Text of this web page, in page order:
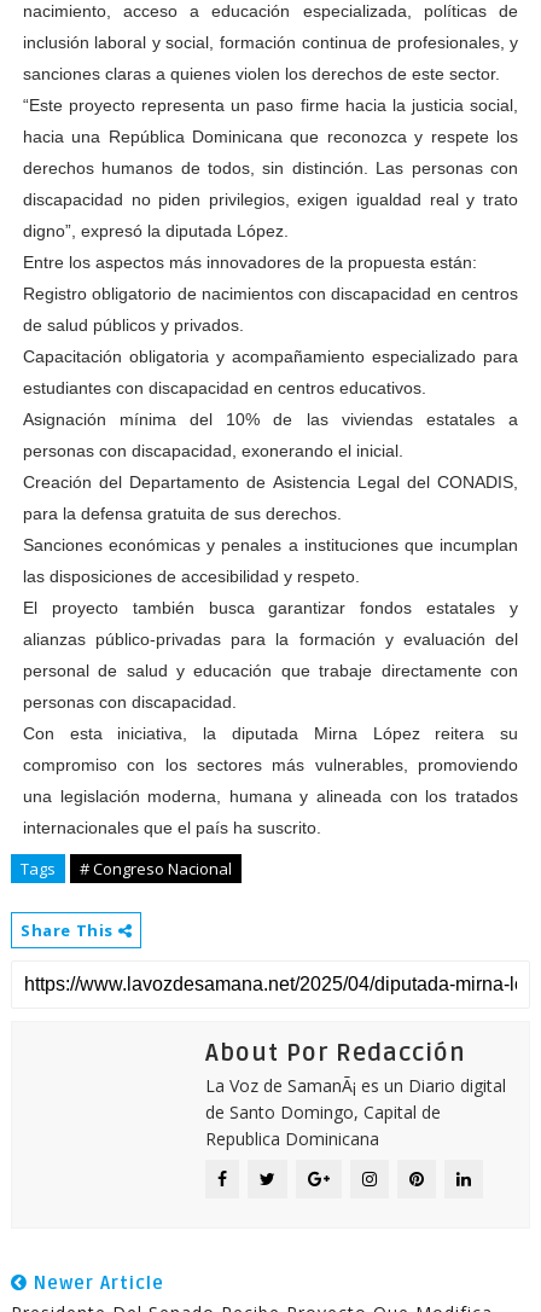
nacimiento, acceso a educación especializada, políticas de
inclusión laboral y social, formación continua de profesionales, y
sanciones claras a quienes violen los derechos de este sector.
“Este proyecto representa un paso firme hacia la justicia social,
hacia una República Dominicana que reconozca y respete los
derechos humanos de todos, sin distinción. Las personas con
discapacidad no piden privilegios, exigen igualdad real y trato
digno”, expresó la diputada López.
Entre los aspectos más innovadores de la propuesta están:
Registro obligatorio de nacimientos con discapacidad en centros
de salud públicos y privados.
Capacitación obligatoria y acompañamiento especializado para
estudiantes con discapacidad en centros educativos.
Asignación mínima del 10% de las viviendas estatales a
personas con discapacidad, exonerando el inicial.
Creación del Departamento de Asistencia Legal del CONADIS,
para la defensa gratuita de sus derechos.
Sanciones económicas y penales a instituciones que incumplan
las disposiciones de accesibilidad y respeto.
El proyecto también busca garantizar fondos estatales y
alianzas público-privadas para la formación y evaluación del
personal de salud y educación que trabaje directamente con
personas con discapacidad.
Con esta iniciativa, la diputada Mirna López reitera su
compromiso con los sectores más vulnerables, promoviendo
una legislación moderna, humana y alineada con los tratados
internacionales que el país ha suscrito.
Tags # Congreso Nacional
Share This
About Por Redacción
La Voz de SamanÃ¡ es un Diario digital
de Santo Domingo, Capital de
Republica Dominicana
Newer Article